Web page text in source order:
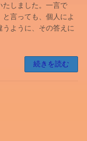
たしました。一言で
と言っても、個人によ
うように、その答えに
続きを読む